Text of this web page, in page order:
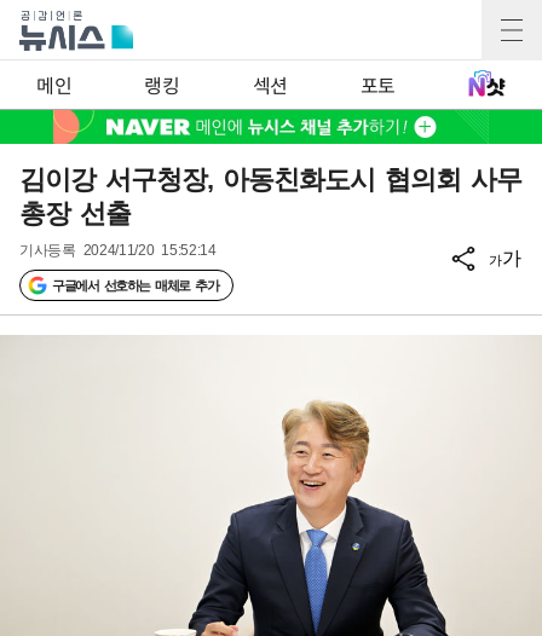
메인 랭킹 섹션 포토
김이강 서구청장, 아동친화도시 협의회 사무
총장 선출
기사등록 2024/11/20 15:52:14
구글에서 선호하는 매체로 추가
가가